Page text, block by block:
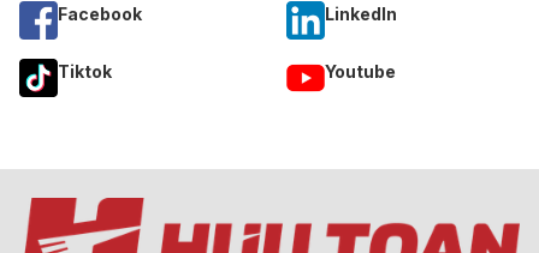
Facebook Linkedln
Tiktok Youtube